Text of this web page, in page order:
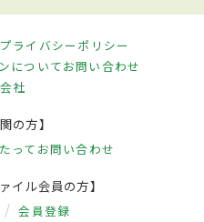
プライバシーポリシー
についてお問い合わせ
社
の方】
って お問い合わせ
イル会員の方】
会員登録